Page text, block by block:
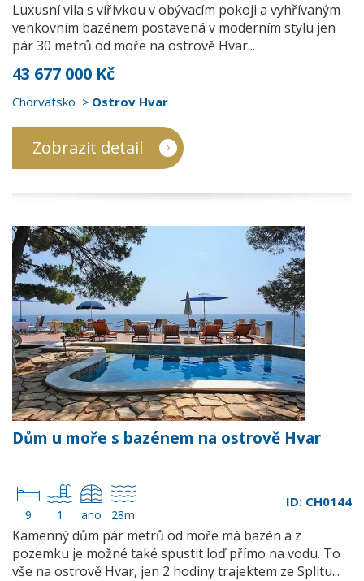
Luxusní vila s vířivkou v obývacím pokoji a vyhřívaným
venkovním bazénem postavená v moderním stylu jen
pár 30 metrů od moře na ostrově Hvar...
43 677 000 Kč
Chorvatsko Ostrov Hvar
Zobrazit detail
Dům u moře s bazénem na ostrově Hvar
9 1 ano 28m
ID: CH0144
Kamenný dům pár metrů od moře má bazén a z
pozemku je možné také spustit loď přímo na vodu. To
vše na ostrově Hvar, jen 2 hodiny trajektem ze Splitu...